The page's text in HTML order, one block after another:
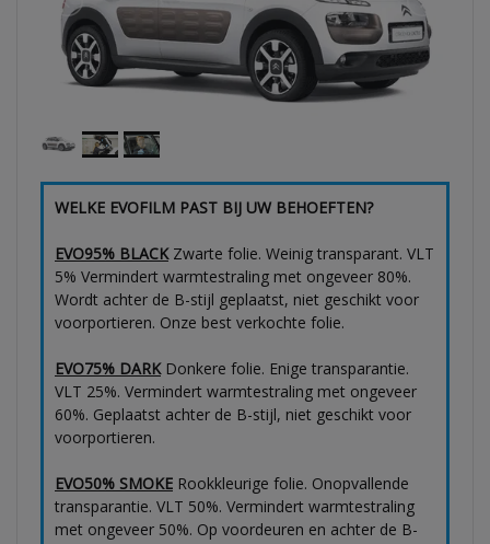
WELKE EVOFILM PAST BIJ UW BEHOEFTEN?
EVO95% BLACKZwarte folie. Weinig transparant. VLT
5% Vermindert warmtestraling met ongeveer 80%.
Wordt achter de B-stijl geplaatst, niet geschikt voor
voorportieren. Onze best verkochte folie.
EVO75% DARKDonkere folie. Enige transparantie.
VLT 25%. Vermindert warmtestraling met ongeveer
60%. Geplaatst achter de B-stijl, niet geschikt voor
voorportieren.
EVO50% SMOKE Rookkleurige folie. Onopvallende
transparantie. VLT 50%. Vermindert warmtestraling
met ongeveer 50%. Op voordeuren en achter de B-